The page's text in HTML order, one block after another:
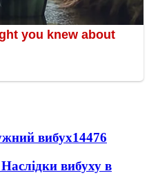
вибух14476
вибуху в